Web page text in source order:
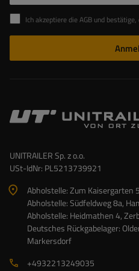
Ich akzeptiere die AGB und bestätige, dass ich die
UNITRAILER Sp. z o.o.
USt-IdNr: PL5213739921
Abholstelle: Zum Kaisergarten
Abholstelle: Südfeldweg 8a,
Abholstelle: Heidmathen 4,
Deutsches Rückgabelager:
Markersdorf
+4932213249035